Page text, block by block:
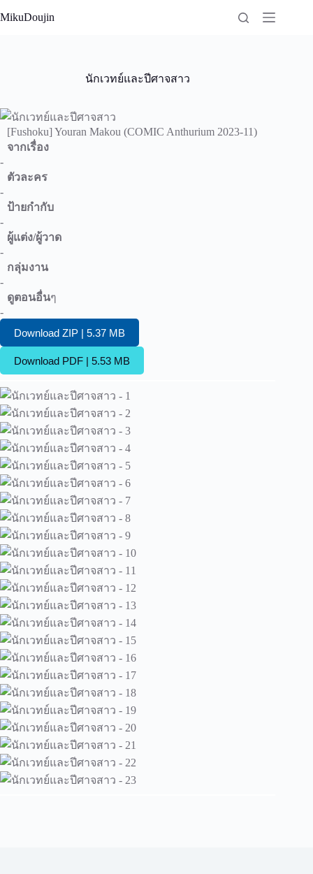
to
MikuDoujin
นักเวทย์และปีศาจสาว
[Fushoku] Youran Makou (COMIC Anthurium 2023-11)
จากเรื่อง
-
ตัวละคร
-
ป้ายกำกับ
-
ผู้แต่ง/ผู้วาด
-
กลุ่มงาน
-
ดูตอนอื่นๆ
-
Download ZIP | 5.37 MB
Download PDF | 5.53 MB